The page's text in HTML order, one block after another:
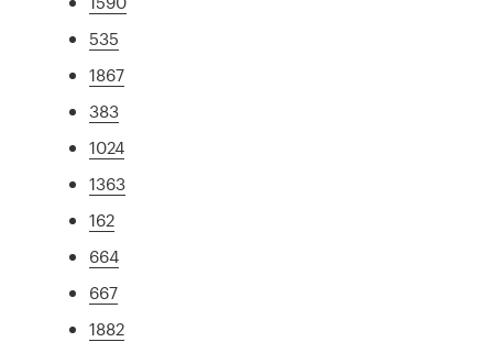
535
1867
383
1024
1363
162
664
667
1882